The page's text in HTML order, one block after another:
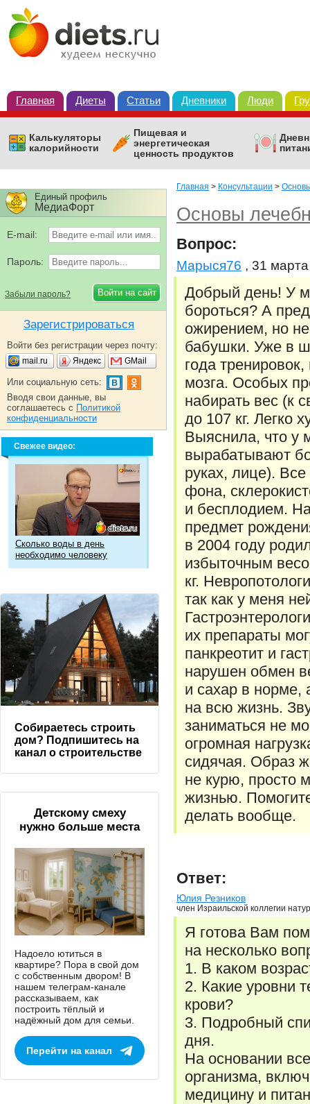
Главная Диеты Статьи Дневники Люди
Калькуляторы
калорийности
Пищевая и
энергетическая
ценность продуктов
Главная > Консультации >
Основы
Вопрос:
Марыся76 , 31
Добрый день! У
бороться? А
ожирением, но
бабушки. Уже в
года
мозга. Особых
набирать вес (к
до 107 кг. Легко
Выяснила, что у
вырабатывают
руках, лице).
фона,
и бесплодием.
предмет
в 2004 году
избыточным
кг.
так как у меня
их препараты
панкреотит и
нарушен обмен
и сахар в норме,
на всю жизнь.
заниматься не
огромная
сидячая. Образ
не курю, просто
жизнью.
делать вообще.
Ответ:
Юлия Резников
член Израильской коллегии
Я готова Вам
на несколько
1. В каком
2. Какие уровни
крови?
3. Подробный
дня.
На основании
организма,
медицину и
Единый профиль
МедиаФорт
E-mail:
Пароль:
Забыли пароль?
Зарегистрироваться
Войти без регистрации через почту:
mail.ru Яндекс GMail
Или социальную сеть:
Вводя свои данные, вы
соглашаетесь с Политикой
конфиденциальности
Свежее видео:
Сколько воды в день
необходимо человеку
Собираетесь строить
дом? Подпишитесь на
канал о строительстве
Детскому смеху
нужно больше места
Надоело ютиться в
квартире? Пора в свой дом
с собственным двором! В
нашем телеграм-канале
рассказываем, как
построить тёплый и
надёжный дом для семьи.
Перейти на канал